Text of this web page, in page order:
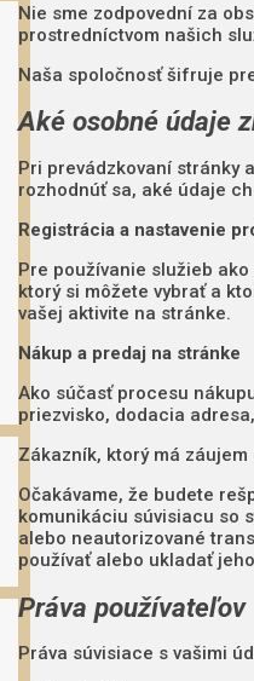
Nie sme zodpovední za
prostredníctvom našich
Naša spoločnosť šifruje
Aké osobné údaje
Pri prevádzkovaní stránky
rozhodnúť sa, aké údaje
Registrácia a nastavenie
Pre používanie služieb
ktorý si môžete vybrať a
vašej aktivite na stránke.
Nákup a predaj na stránke
Ako súčasť procesu
priezvisko, dodacia
Zákazník, ktorý má
Očakávame, že budete
komunikáciu súvisiacu so
alebo neautorizované
používať alebo ukladať
Práva používateľov
Práva súvisiace s vašimi